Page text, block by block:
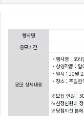
행사명
응모기간
응모 상세내용
・행사명 : 코
・상영작품 :
・일시 : 10월
・장소 : 주일
※모집 인원 :
※신청인원이
※당첨되신 분에